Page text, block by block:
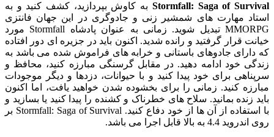
Stormfall: Saga of Survival به کاوش بپردازید، کشف کنید و به
استاد مهارت های شمشیر زنی و جادوگری در این جهان فانتزی
MMORPG تبدیل شوید. زمانی به عنوان پادشاه Stormfall مورد
خیانت قرار گرفتید و رانده شدید. اکنون باید در جزیره ای دور افتاده
که دارای جادوهای باستانی و خرابه های فراموش شده می باشد به
زندگی خود ادامه دهید. در مقابل گرسنگی مبارزه کنید، محافظ و
سرپناهی برای خود پیدا کنید و با حیوانات، دزدها و دیگر موجودات
مبارزه کنید. زمانی را برای بخشوده شدن خواهید یافت، اما اکنون
باید زنده بمانید. سلاح های خطرناک و کشنده را پیدا کنید یا بسازید و
با استفاده از آن ها از خود دفاع کنید. Stormfall: Saga of Survival بر
روی اندروید 4.4 به بالا قابل اجرا می باشد.